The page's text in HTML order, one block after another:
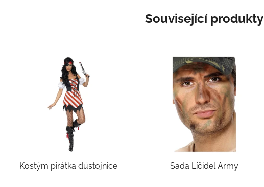
Související produkty
Kostým pirátka důstojnice Sada Líčidel Army